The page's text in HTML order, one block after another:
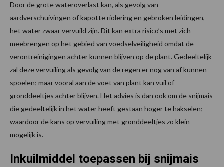
Door de grote wateroverlast kan, als gevolg van
aardverschuivingen of kapotte riolering en gebroken leidingen,
het water zwaar vervuild zijn. Dit kan extra risico’s met zich
meebrengen op het gebied van voedselveiligheid omdat de
verontreinigingen achter kunnen blijven op de plant. Gedeeltelijk
zal deze vervuiling als gevolg van de regen er nog van af kunnen
spoelen; maar vooral aan de voet van plant kan vuil of
gronddeeltjes achter blijven. Het advies is dan ook om de snijmais
die gedeeltelijk in het water heeft gestaan hoger te hakselen;
waardoor de kans op vervuiling met gronddeeltjes zo klein
mogelijk is.
Inkuilmiddel toepassen bij snijmais